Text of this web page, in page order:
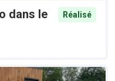
dans le
Réalisé